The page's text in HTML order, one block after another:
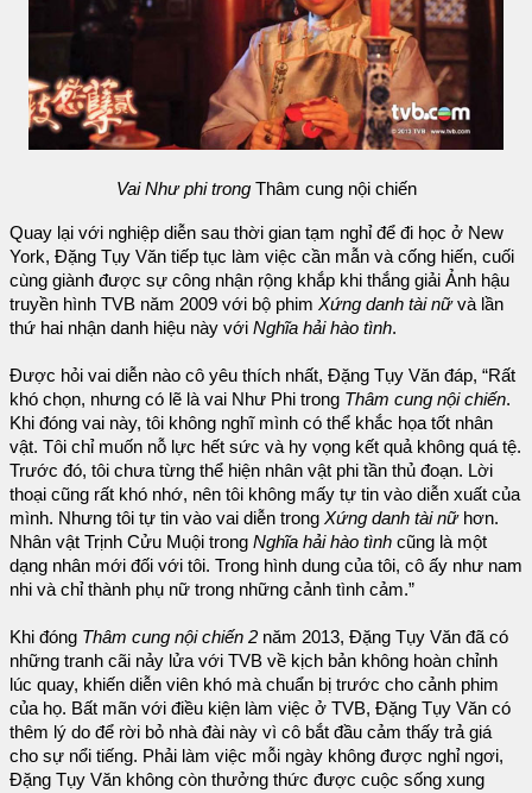
Vai Như phi trong Thâm cung nội chiến
Quay lại với nghiệp diễn sau thời gian tạm nghỉ để đi học ở New
York, Đặng Tụy Văn tiếp tục làm việc cần mẫn và cống hiến, cuối
cùng giành được sự công nhận rộng khắp khi thắng giải Ảnh hậu
truyền hình TVB năm 2009 với bộ phim Xứng danh tài nữvà lần
thứ hai nhận danh hiệu này với Nghĩa hải hào tình.
Được hỏi vai diễn nào cô yêu thích nhất, Đặng Tụy Văn đáp, “Rất
khó chọn, nhưng có lẽ là vai Như Phi trong Thâm cung nội chiến.
Khi đóng vai này, tôi không nghĩ mình có thể khắc họa tốt nhân
vật. Tôi chỉ muốn nỗ lực hết sức và hy vọng kết quả không quá tệ.
Trước đó, tôi chưa từng thể hiện nhân vật phi tần thủ đoạn. Lời
thoại cũng rất khó nhớ, nên tôi không mấy tự tin vào diễn xuất của
mình. Nhưng tôi tự tin vào vai diễn trong Xứng danh tài nữhơn.
Nhân vật Trịnh Cửu Muội trong Nghĩa hải hào tình cũng là một
dạng nhân mới đối với tôi. Trong hình dung của tôi, cô ấy như nam
nhi và chỉ thành phụ nữ trong những cảnh tình cảm.”
Khi đóng Thâm cung nội chiến 2 năm 2013, Đặng Tụy Văn đã có
những tranh cãi nảy lửa với TVB về kịch bản không hoàn chỉnh
lúc quay, khiến diễn viên khó mà chuẩn bị trước cho cảnh phim
của họ. Bất mãn với điều kiện làm việc ở TVB, Đặng Tụy Văn có
thêm lý do để rời bỏ nhà đài này vì cô bắt đầu cảm thấy trả giá
cho sự nổi tiếng. Phải làm việc mỗi ngày không được nghỉ ngơi,
Đặng Tụy Văn không còn thưởng thức được cuộc sống xung